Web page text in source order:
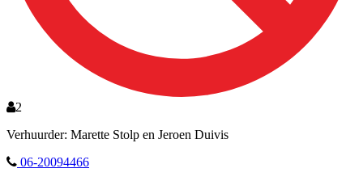
2
Verhuurder: Marette Stolp en Jeroen Duivis
06-20094466